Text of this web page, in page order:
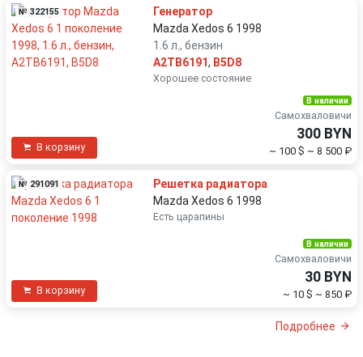
№ 322155
Генератор
Mazda Xedos 6 1998
1.6 л., бензин
A2TB6191, B5D8
Хорошее состояние
В корзину
В наличии
Самохваловичи
300 BYN
~ 100 $ ~ 8 500 ₽
№ 291091
Решетка радиатора
Mazda Xedos 6 1998
Есть царапины
В корзину
В наличии
Самохваловичи
30 BYN
~ 10 $ ~ 850 ₽
Подробнее